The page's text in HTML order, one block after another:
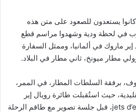
يستعدون للصعود على متن هذه
في لحظة ودية وشهدوا مراسم قطع
ماروك في ألمانيا، وممثل السفارة
مطار ميونخ، ثاني مطار في البلاد.
برفقة السلطات المطار، في الممر،
حيث استُقبلت طائرة رويال إير
ماروك تحت قوس من jets d’eau، قبل جلسة تصوير مع طاقم الرحلة